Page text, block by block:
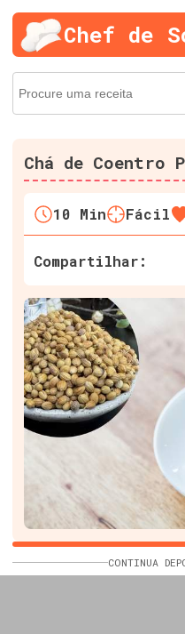
Chef de
Chá de Coentro
10 Min Fácil
Compartilhar:
CONTINUA